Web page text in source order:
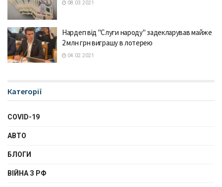
08.03.2021
Нардеп від "Слуги народу" задекларував майже
2 млн грн виграшу в лотерею
04.02.2021
Категорії
COVID-19
АВТО
БЛОГИ
ВІЙНА З РФ